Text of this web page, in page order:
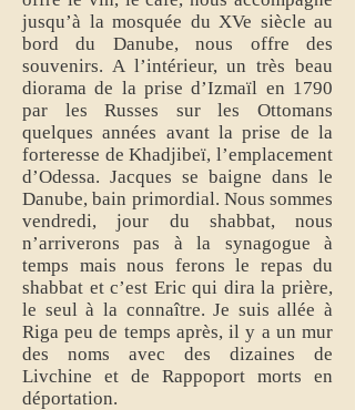
jusqu’à la mosquée du XVe siècle au
bord du Danube, nous offre des
souvenirs. A l’intérieur, un très beau
diorama de la prise d’Izmaïl en 1790
par les Russes sur les Ottomans
quelques années avant la prise de la
forteresse de Khadjibeï, l’emplacement
d’Odessa. Jacques se baigne dans le
Danube, bain primordial. Nous sommes
vendredi, jour du shabbat, nous
n’arriverons pas à la synagogue à
temps mais nous ferons le repas du
shabbat et c’est Eric qui dira la prière,
le seul à la connaître. Je suis allée à
Riga peu de temps après, il y a un mur
des noms avec des dizaines de
Livchine et de Rappoport morts en
déportation.